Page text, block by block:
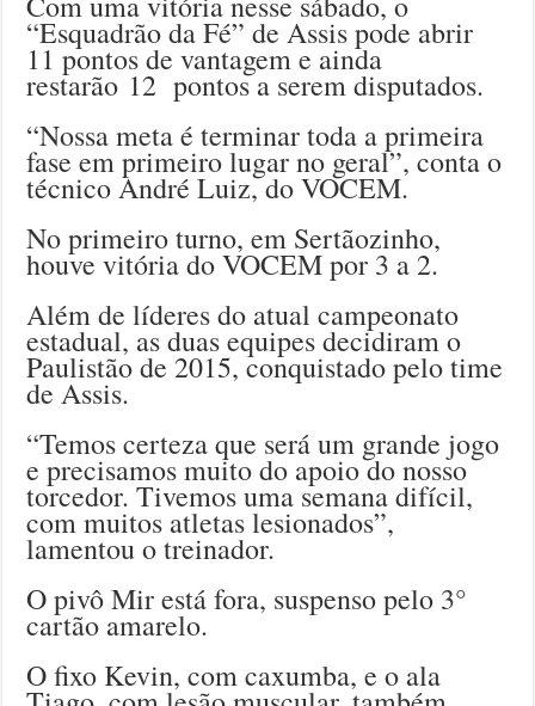
“Esquadrão da Fé” de Assis pode abrir
11 pontos de vantagem e ainda
restarão 12 pontos a serem disputados.
“Nossa meta é terminar toda a primeira
fase em primeiro lugar no geral”, conta o
técnico André Luiz, do VOCEM.
No primeiro turno, em Sertãozinho,
houve vitória do VOCEM por 3 a 2.
Além de líderes do atual campeonato
estadual, as duas equipes decidiram o
Paulistão de 2015, conquistado pelo time
de Assis.
“Temos certeza que será um grande jogo
e precisamos muito do apoio do nosso
torcedor. Tivemos uma semana difícil,
com muitos atletas lesionados”,
lamentou o treinador.
O pivô Mir está fora, suspenso pelo 3°
cartão amarelo.
O fixo Kevin, com caxumba, e o ala